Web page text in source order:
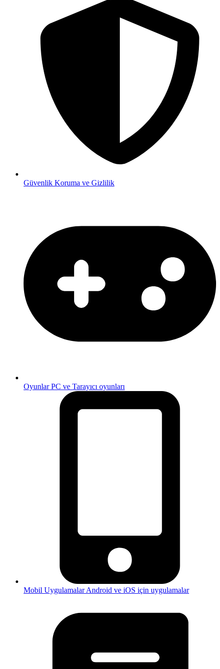
Güvenlik Koruma ve Gizlilik
OyunlarPC ve Tarayıcı oyunları
Mobil UygulamalarAndroid ve iOS için uygulamalar